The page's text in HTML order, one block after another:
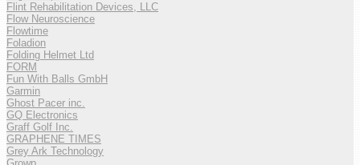
Flint Rehabilitation Devices, LLC
Flow Neuroscience
Flowtime
Foladion
Folding Helmet Ltd
FORM
Fun With Balls GmbH
Garmin
Ghost Pacer inc.
GQ Electronics
Graff Golf Inc.
GRAPHENE TIMES
Grey Ark Technology